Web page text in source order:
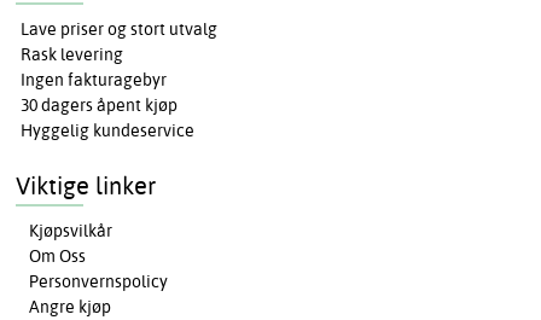
Lave priser og stort utvalg
Rask levering
Ingen fakturagebyr
30 dagers åpent kjøp
Hyggelig kundeservice
Viktige linker
Kjøpsvilkår
Om Oss
Personvernspolicy
Angre kjøp